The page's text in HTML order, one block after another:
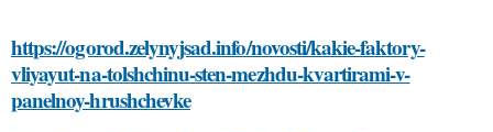
https://ogorod.zelynyjsad.info/novosti/kakie-faktory-
vliyayut-na-tolshchinu-sten-mezhdu-kvartirami-v-
panelnoy-hrushchevke